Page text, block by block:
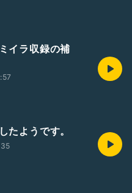
イラ収録の補
たようです。